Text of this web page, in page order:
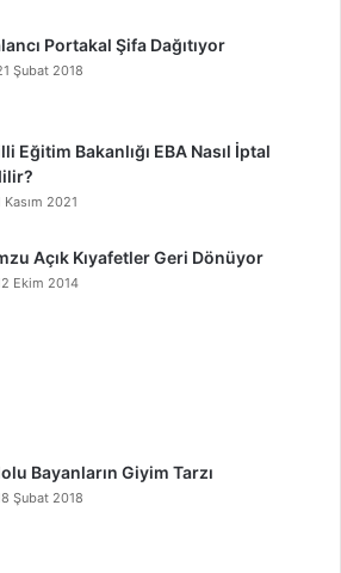
Portakal Şifa Dağıtıyor
Şubat 2018
Eğitim Bakanlığı EBA Nasıl İptal
Kasım 2021
Açık Kıyafetler Geri Dönüyor
Ekim 2014
Bayanların Giyim Tarzı
Şubat 2018